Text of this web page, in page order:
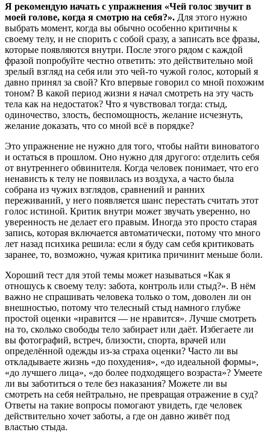
Я рекомендую начать с упражнения «Чей голос звучит в
моей голове, когда я смотрю на себя?». Для этого нужно
выбрать момент, когда вы обычно особенно критичны к
своему телу, и не спорить с собой сразу, а записать все фразы,
которые появляются внутри. После этого рядом с каждой
фразой попробуйте честно ответить: это действительно мой
зрелый взгляд на себя или это чей-то чужой голос, который я
давно принял за свой? Кто впервые говорил со мной похожим
тоном? В какой период жизни я начал смотреть на эту часть
тела как на недостаток? Что я чувствовал тогда: стыд,
одиночество, злость, беспомощность, желание исчезнуть,
желание доказать, что со мной всё в порядке?
Это упражнение не нужно для того, чтобы найти виноватого
и остаться в прошлом. Оно нужно для другого: отделить себя
от внутреннего обвинителя. Когда человек понимает, что его
ненависть к телу не появилась из воздуха, а часто была
собрана из чужих взглядов, сравнений и ранних
переживаний, у него появляется шанс перестать считать этот
голос истиной. Критик внутри может звучать уверенно, но
уверенность не делает его правым. Иногда это просто старая
запись, которая включается автоматически, потому что много
лет назад психика решила: если я буду сам себя критиковать
заранее, то, возможно, чужая критика причинит меньше боли.
Хороший тест для этой темы может называться «Как я
отношусь к своему телу: забота, контроль или стыд?». В нём
важно не спрашивать человека только о том, доволен ли он
внешностью, потому что телесный стыд намного глубже
простой оценки «нравится — не нравится». Лучше смотреть
на то, сколько свободы тело забирает или даёт. Избегаете ли
вы фотографий, встреч, близости, спорта, врачей или
определённой одежды из-за страха оценки? Часто ли вы
откладываете жизнь «до похудения», «до идеальной формы»,
«до лучшего лица», «до более подходящего возраста»? Умеете
ли вы заботиться о теле без наказания? Можете ли вы
смотреть на себя нейтрально, не превращая отражение в суд?
Ответы на такие вопросы помогают увидеть, где человек
действительно хочет заботы, а где он давно живёт под
властью стыда.